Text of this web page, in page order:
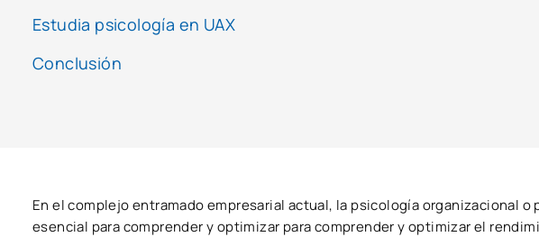
Estudia psicología en UAX
Conclusión
En el complejo entramado empresarial actual, la psicología organizacional
esencial para comprender y optimizar para comprender y optimizar el